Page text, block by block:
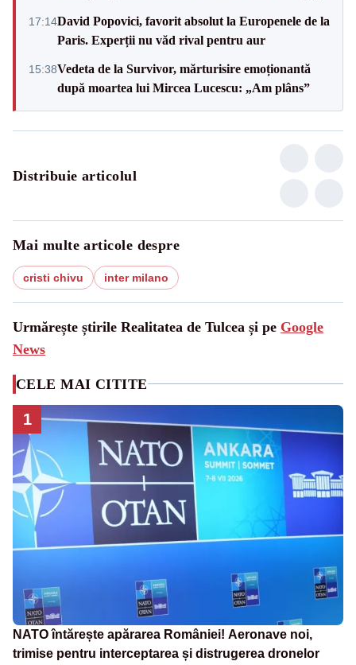
17:14David Popovici, favorit absolut la Europenele de la
Paris. Experții nu văd rival pentru aur
15:38Vedeta de la Survivor, mărturisire emoționantă
după moartea lui Mircea Lucescu: „Am plâns”
Distribuie articolul
Mai multe articole despre
cristi chivu inter milano
Urmărește știrile Realitatea de Tulcea și pe Google
News
CELE MAI CITITE
1
NATO întărește apărarea României! Aeronave noi,
trimise pentru interceptarea și distrugerea dronelor